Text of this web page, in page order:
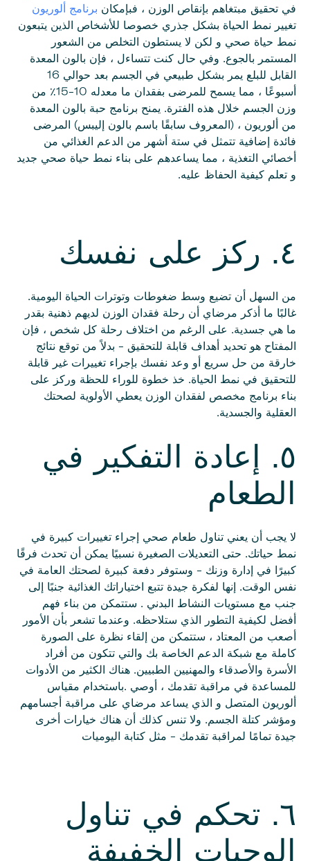
في تحقيق مبتغاهم بإنقاص الوزن ، فبإمكان برنامج ألوريون
تغيير نمط الحياة بشكل جذري خصوصا للأشخاص الذين يتبعون
نمط حياة صحي و لكن لا يستطون التخلص من الشعور
المستمر بالجوع. وفي حال كنت تتساءل ، فإن بالون المعدة
القابل للبلع يمر بشكل طبيعي في الجسم بعد حوالي 16
أسبوعًا ، مما يسمح للمرضى بفقدان ما معدله 10-15٪ من
وزن الجسم خلال هذه الفترة. يمنح برنامج حبة بالون المعدة
من ألوريون ، (المعروف سابقًا باسم بالون إليبس) المرضى
فائدة إضافية تتمثل في ستة أشهر من الدعم الغذائي من
أخصائي التغذية ، مما يساعدهم على بناء نمط حياة صحي جديد
و تعلم كيفية الحفاظ عليه.
٤. ركز على نفسك
من السهل أن تضيع وسط ضغوطات وتوترات الحياة اليومية.
غالبًا ما أذكر مرضاي أن رحلة فقدان الوزن لديهم ذهنية بقدر
ما هي جسدية. على الرغم من اختلاف رحلة كل شخص ، فإن
المفتاح هو تحديد أهداف قابلة للتحقيق - بدلاً من توقع نتائج
خارقة من حل سريع أو وعد نفسك بإجراء تغييرات غير قابلة
للتحقيق في نمط الحياة. خذ خطوة للوراء للحظة وركز على
بناء برنامج مخصص لفقدان الوزن يعطي الأولوية لصحتك
العقلية والجسدية.
٥. إعادة التفكير في
الطعام
لا يجب أن يعني تناول طعام صحي إجراء تغييرات كبيرة في
نمط حياتك. حتى التعديلات الصغيرة نسبيًا يمكن أن تحدث فرقًا
كبيرًا في إدارة وزنك - وستوفر دفعة كبيرة لصحتك العامة في
نفس الوقت. إنها لفكرة جيدة تتبع اختياراتك الغذائية جنبًا إلى
جنب مع مستويات النشاط البدني . ستتمكن من بناء فهم
أفضل لكيفية التطور الذي ستلاحظه. وعندما تشعر بأن الأمور
أصعب من المعتاد ، ستتمكن من إلقاء نظرة على الصورة
كاملة مع شبكة الدعم الخاصة بك والتي تتكون من أفراد
الأسرة والأصدقاء والمهنيين الطبيين. هناك الكثير من الأدوات
للمساعدة في مراقبة تقدمك ، أوصي .باستخدام مقياس
ألوريون المتصل و الذي يساعد مرضاي على مراقبة أجسامهم
ومؤشر كتلة الجسم. ولا تنس كذلك أن هناك خيارات أخرى
جيدة تمامًا لمراقبة تقدمك - مثل كتابة اليوميات
٦. تحكم في تناول
الوجبات الخفيفة